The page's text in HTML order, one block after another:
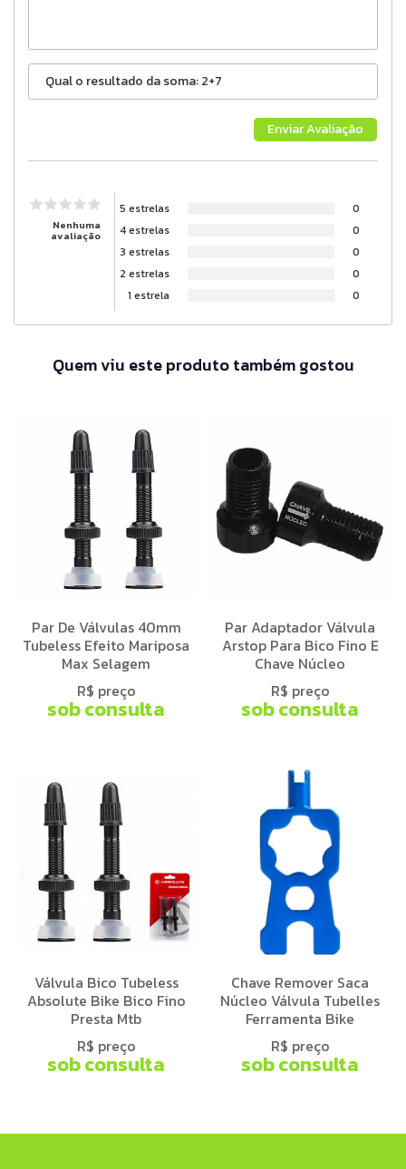
Nenhuma
avaliação
5 estrelas
0
4 estrelas
0
3 estrelas
0
2 estrelas
0
1 estrela
0
Quem viu este produto também gostou
Par De Válvulas 40mm
Tubeless Efeito Mariposa
Max Selagem
R$ preço
sob consulta
Par Adaptador Válvula
Arstop Para Bico Fino E
Chave Núcleo
R$ preço
sob consulta
Válvula Bico Tubeless
Absolute Bike Bico Fino
Presta Mtb
R$ preço
sob consulta
Chave Remover Saca
Núcleo Válvula Tubelles
Ferramenta Bike
R$ preço
sob consulta